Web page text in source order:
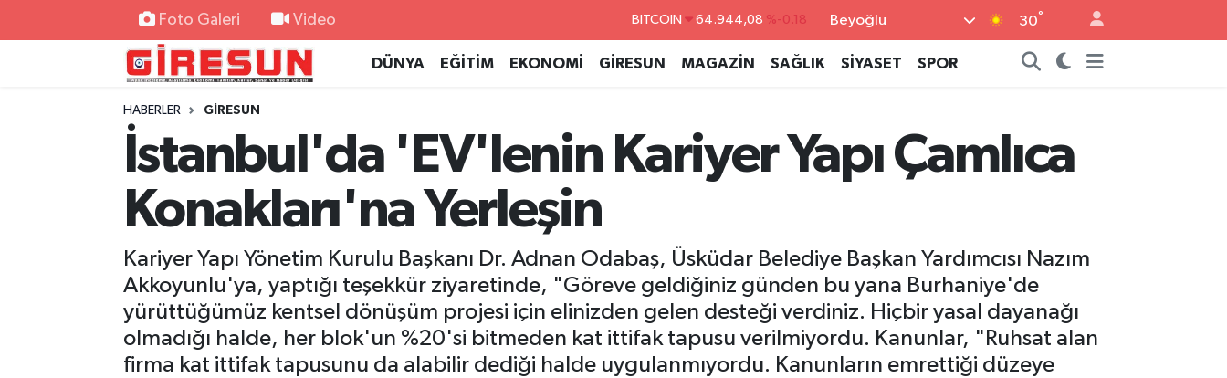
Foto Galeri Video DOLAR 47,7436 %0.18
55,2510 %0.32
BİST100 13.779 %-14
64.944,08
Beyoğlu 30°
DÜNYA EĞİTİM EKONOMİ GİRESUN MAGAZİN SAĞLIK SİYASET SPOR
HABERLER GİRESUN
İstanbul'da 'EV'lenin Kariyer Yapı Çamlıca
Konakları'na Yerleşin
Kariyer Yapı Yönetim Kurulu Başkanı Dr. Adnan Odabaş, Üsküdar Belediye Başkan Yardımcısı Nazım
Akkoyunlu'ya, yaptığı teşekkür ziyaretinde, "Göreve geldiğiniz günden bu yana Burhaniye'de
yürüttüğümüz kentsel dönüşüm projesi için elinizden gelen desteği verdiniz. Hiçbir yasal dayanağı
olmadığı halde, her blok'un %20'si bitmeden kat ittifak tapusu verilmiyordu. Kanunlar, "Ruhsat alan
firma kat ittifak tapusunu da alabilir dediği halde uygulanmıyordu. Kanunların emrettiği düzeye
Hava Durumu
Trafik Durumu
Süper Lig Puan Durumu ve Fikstür
Tüm Manşetler
Son Dakika Haberleri